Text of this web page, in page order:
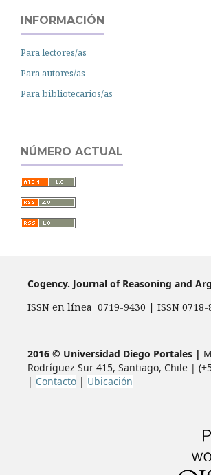
INFORMACIÓN
Para lectores/as
Para autores/as
Para bibliotecarios/as
NÚMERO ACTUAL
Cogency. Journal of Reasoning and
ISSN en línea 0719-9430 | ISSN 0718-
2016 © Universidad Diego Portales |
Rodríguez Sur 415, Santiago, Chile |
| Contacto | Ubicación